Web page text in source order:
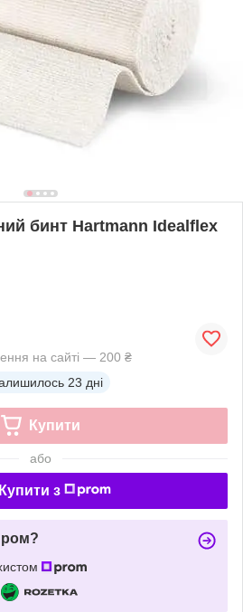
бинт Hartmann Idealflex
на сайті — 200 ₴
23 дні
Купити
або
Купити з